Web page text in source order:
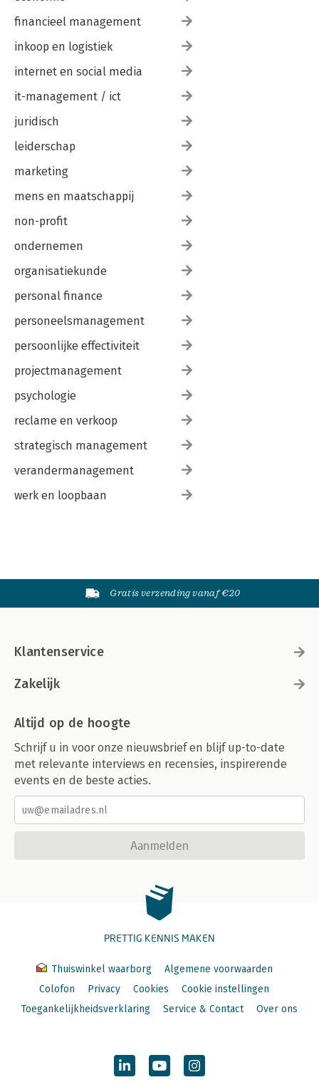
financieel management
inkoop en logistiek
internet en social media
it-management / ict
juridisch
leiderschap
marketing
mens en maatschappij
non-profit
ondernemen
organisatiekunde
personal finance
personeelsmanagement
persoonlijke effectiviteit
projectmanagement
psychologie
reclame en verkoop
strategisch management
verandermanagement
werk en loopbaan
Gratis verzending vanaf €20
Klantenservice
Zakelijk
Altijd op de hoogte
Schrijf u in voor onze nieuwsbrief en blijf up-to-date
met relevante interviews en recensies, inspirerende
events en de beste acties.
Aanmelden
PRETTIG KENNIS MAKEN
Thuiswinkel waarborg
Algemene voorwaarden
Colofon
Privacy Cookies
Cookie instellingen
Toegankelijkheidsverklaring
Service & Contact Over ons